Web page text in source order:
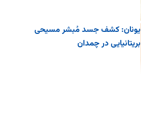
یونان: کشف جسد مُبشر مسیحی
بریتانیایی در چمدان